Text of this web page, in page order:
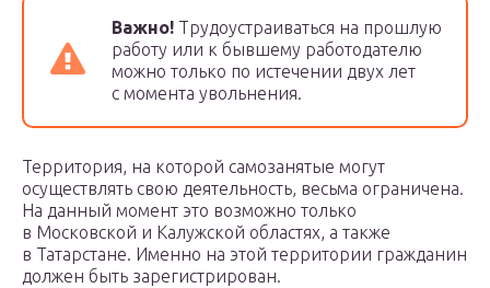
Важно! Трудоустраиваться на прошлую
работу или к бывшему работодателю
можно только по истечении двух лет
с момента увольнения.
Территория, на которой самозанятые могут
осуществлять свою деятельность, весьма ограничена.
На данный момент это возможно только
в Московской и Калужской областях, а также
в Татарстане. Именно на этой территории гражданин
должен быть зарегистрирован.